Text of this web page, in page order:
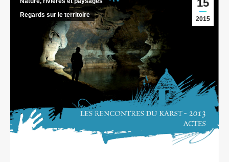
15
2015
Regards sur le territoire